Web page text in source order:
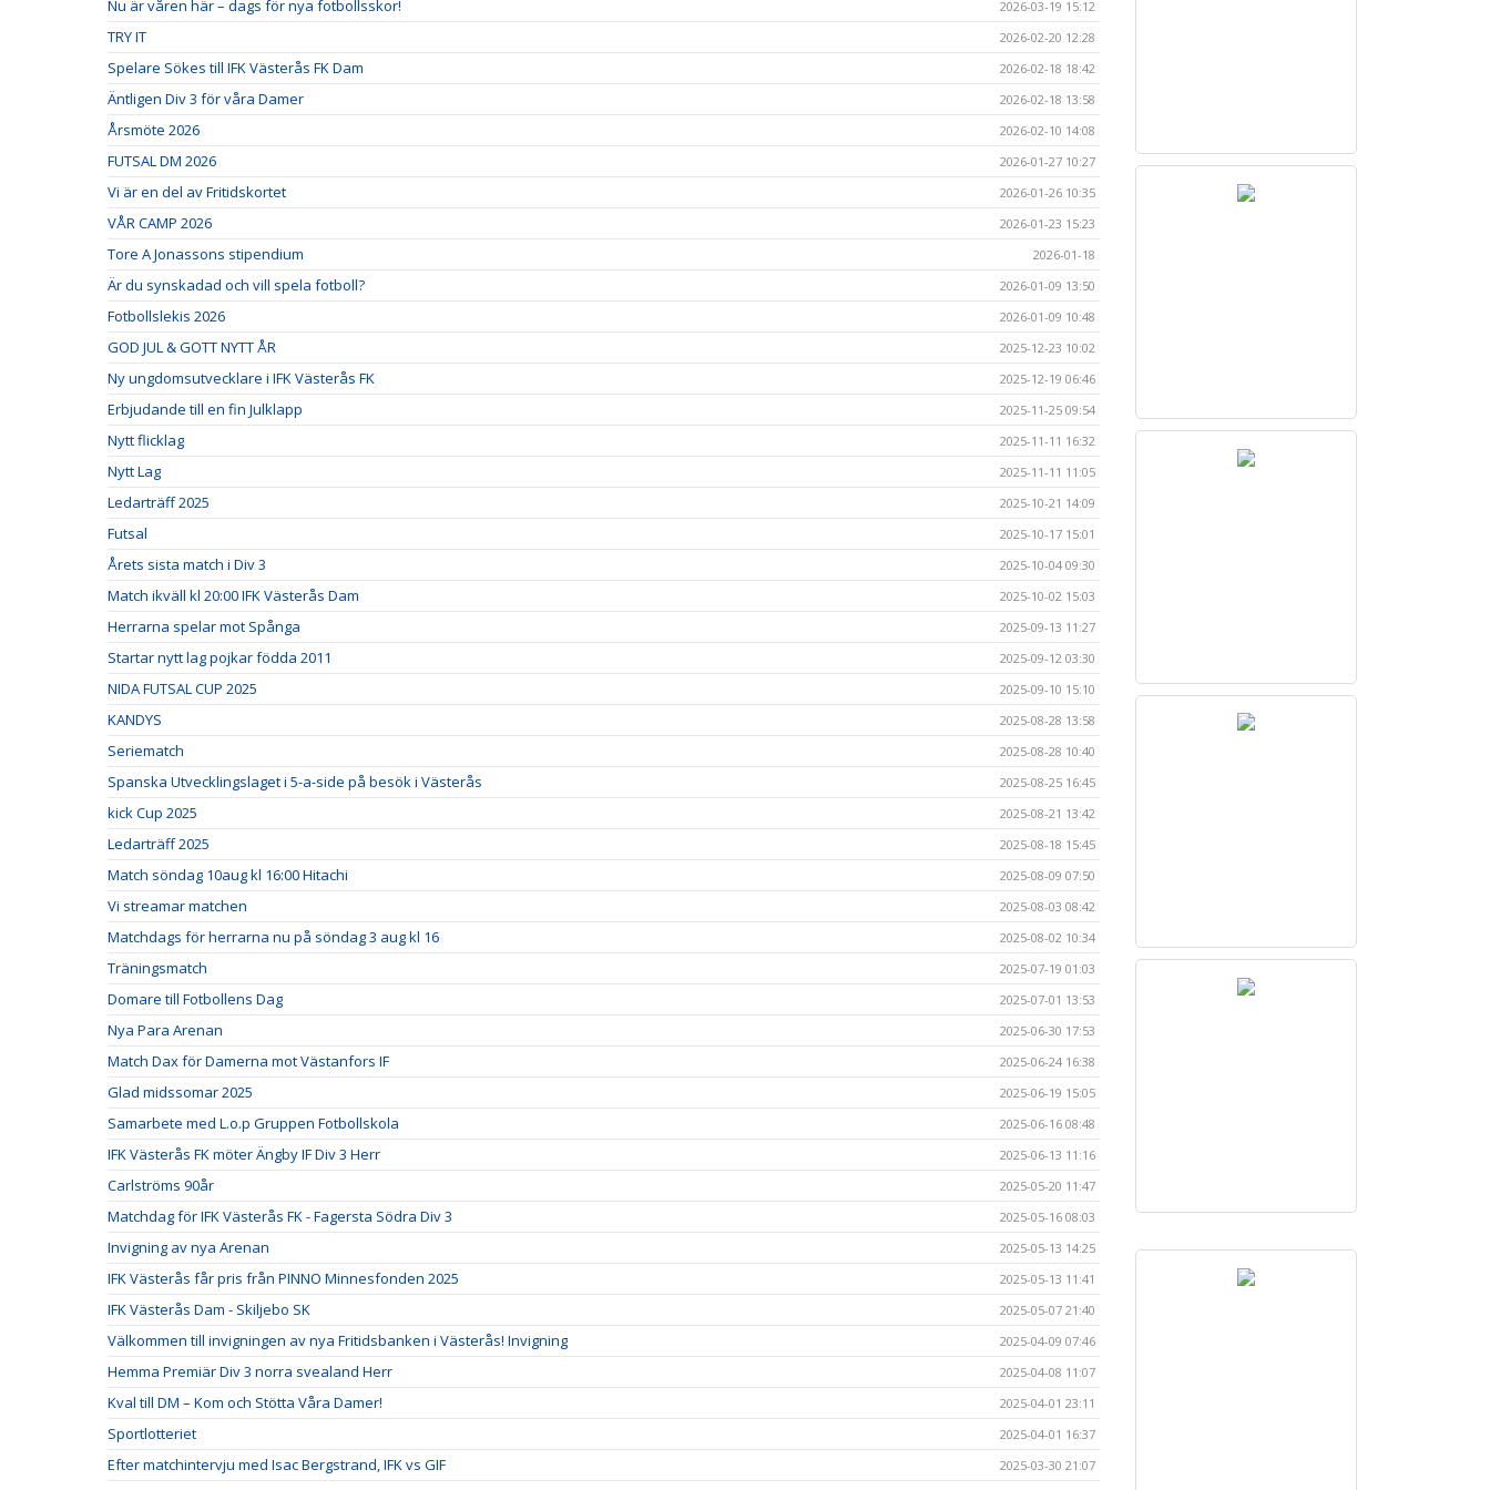
Nu är våren här – dags för nya fotbollsskor! 2026-03-19 15:12
TRY IT 2026-02-20 12:28
Spelare Sökes till IFK Västerås FK Dam 2026-02-18 18:42
Äntligen Div 3 för våra Damer 2026-02-18 13:58
Årsmöte 2026 2026-02-10 14:08
FUTSAL DM 2026 2026-01-27 10:27
Vi är en del av Fritidskortet 2026-01-26 10:35
VÅR CAMP 2026 2026-01-23 15:23
Tore A Jonassons stipendium 2026-01-18
Är du synskadad och vill spela fotboll? 2026-01-09 13:50
Fotbollslekis 2026 2026-01-09 10:48
GOD JUL & GOTT NYTT ÅR 2025-12-23 10:02
Ny ungdomsutvecklare i IFK Västerås FK 2025-12-19 06:46
Erbjudande till en fin Julklapp 2025-11-25 09:54
Nytt flicklag 2025-11-11 16:32
Nytt Lag 2025-11-11 11:05
Ledarträff 2025 2025-10-21 14:09
Futsal 2025-10-17 15:01
Årets sista match i Div 3 2025-10-04 09:30
Match ikväll kl 20:00 IFK Västerås Dam 2025-10-02 15:03
Herrarna spelar mot Spånga 2025-09-13 11:27
Startar nytt lag pojkar födda 2011 2025-09-12 03:30
NIDA FUTSAL CUP 2025 2025-09-10 15:10
KANDYS 2025-08-28 13:58
Seriematch 2025-08-28 10:40
Spanska Utvecklingslaget i 5-a-side på besök i Västerås 2025-08-25 16:45
kick Cup 2025 2025-08-21 13:42
Ledarträff 2025 2025-08-18 15:45
Match söndag 10aug kl 16:00 Hitachi 2025-08-09 07:50
Vi streamar matchen 2025-08-03 08:42
Matchdags för herrarna nu på söndag 3 aug kl 16 2025-08-02 10:34
Träningsmatch 2025-07-19 01:03
Domare till Fotbollens Dag 2025-07-01 13:53
Nya Para Arenan 2025-06-30 17:53
Match Dax för Damerna mot Västanfors IF 2025-06-24 16:38
Glad midssomar 2025 2025-06-19 15:05
Samarbete med L.o.p Gruppen Fotbollskola 2025-06-16 08:48
IFK Västerås FK möter Ängby IF Div 3 Herr 2025-06-13 11:16
Carlströms 90år 2025-05-20 11:47
Matchdag för IFK Västerås FK - Fagersta Södra Div 3 2025-05-16 08:03
Invigning av nya Arenan 2025-05-13 14:25
IFK Västerås får pris från PINNO Minnesfonden 2025 2025-05-13 11:41
IFK Västerås Dam - Skiljebo SK 2025-05-07 21:40
Välkommen till invigningen av nya Fritidsbanken i Västerås! Invigning 2025-04-09 07:46
Hemma Premiär Div 3 norra svealand Herr 2025-04-08 11:07
Kval till DM – Kom och Stötta Våra Damer! 2025-04-01 23:11
Sportlotteriet 2025-04-01 16:37
Efter matchintervju med Isac Bergstrand, IFK vs GIF 2025-03-30 21:07